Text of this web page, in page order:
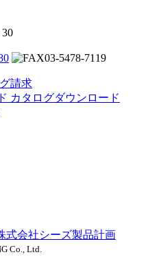
03-5478-7119
請求
カタログダウンロード
式会社シーズ製品計画
Co., Ltd.